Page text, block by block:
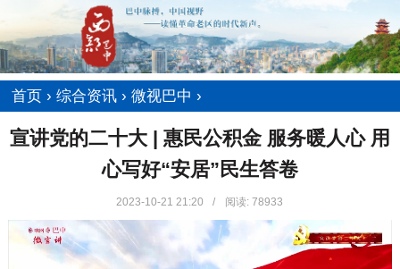
首页 › 综合资讯 › 微视巴中 ›
宣讲党的二十大 | 惠民公积金 服务暖人心 用
心写好“安居”民生答卷
2023-10-21 21:20 / 阅读:78933